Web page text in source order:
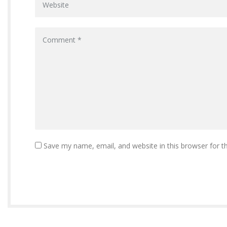
Save my name, email, and website in this browser for